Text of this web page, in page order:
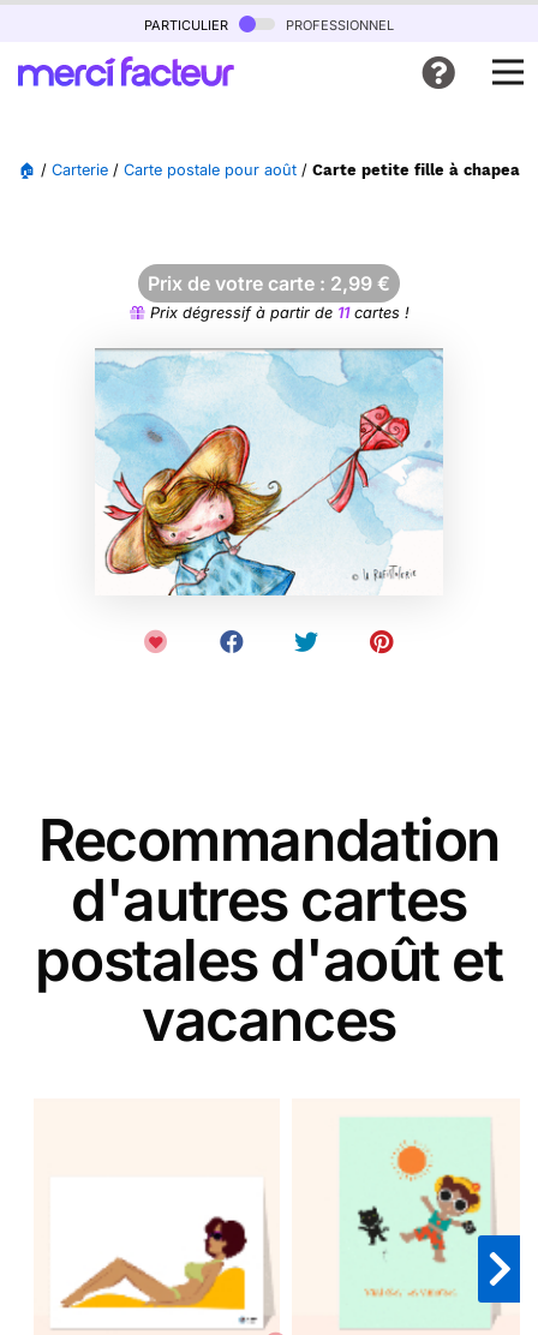
particulier professionnel
🏠 / Carterie / Carte postale pour août / Carte petite fille à chapeau
Prix de votre carte : 2,99 €
Prix dégressif à partir de 11cartes !
Recommandation
d'autres cartes
postales d'août et
vacances